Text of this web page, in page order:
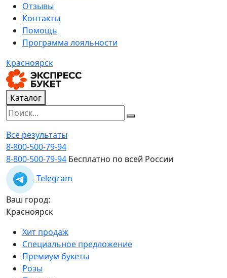
Отзывы
Контакты
Помощь
Программа лояльности
Красноярск
Каталог
Все результаты
8-800-500-79-94
8-800-500-79-94 Бесплатно по всей России
Telegram
Ваш город:
Красноярск
Хит продаж
Специальное предложение
Премиум букеты
Розы